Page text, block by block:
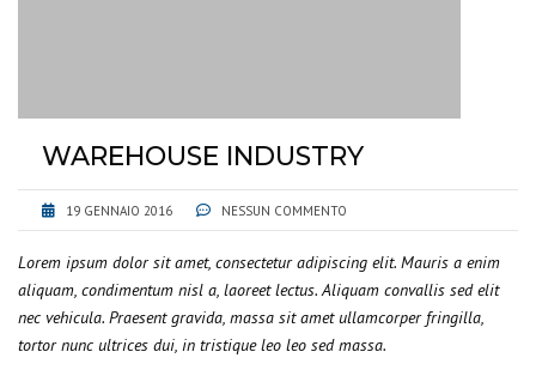
WAREHOUSE INDUSTRY
19 GENNAIO 2016 NESSUN COMMENTO
Lorem ipsum dolor sit amet, consectetur adipiscing elit. Mauris a enim
aliquam, condimentum nisl a, laoreet lectus. Aliquam convallis sed elit
nec vehicula. Praesent gravida, massa sit amet ullamcorper fringilla,
tortor nunc ultrices dui, in tristique leo leo sed massa.